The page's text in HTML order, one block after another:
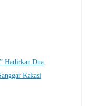
Hadirkan Dua
Kakasi